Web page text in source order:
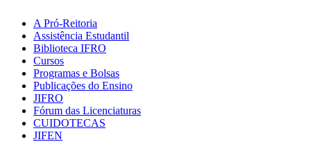
A Pró-Reitoria
Assistência Estudantil
Biblioteca IFRO
Cursos
Programas e Bolsas
Publicações do Ensino
JIFRO
Fórum das Licenciaturas
CUIDOTECAS
JIFEN